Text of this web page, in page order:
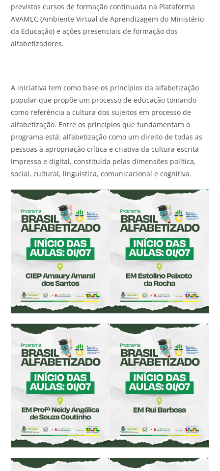
previstos cursos de formação continuada na Plataforma
AVAMEC (Ambiente Virtual de Aprendizagem do Ministério
da Educação) e ações presenciais de formação dos
alfabetizadores.
A iniciativa tem como base os princípios da alfabetização
popular que propõe um processo de educação tomando
como referência a cultura dos sujeitos em processo de
alfabetização. Entre os princípios que fundamentam o
programa está: alfabetização como um direito de todas as
pessoas à apropriação crítica e criativa da cultura escrita
impressa e digital, constituída pelas dimensões política,
social, cultural, linguística, comunicacional e cognitiva.